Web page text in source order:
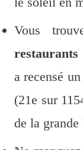
Vous
restaurants
a recensé
(21e sur
de la grande